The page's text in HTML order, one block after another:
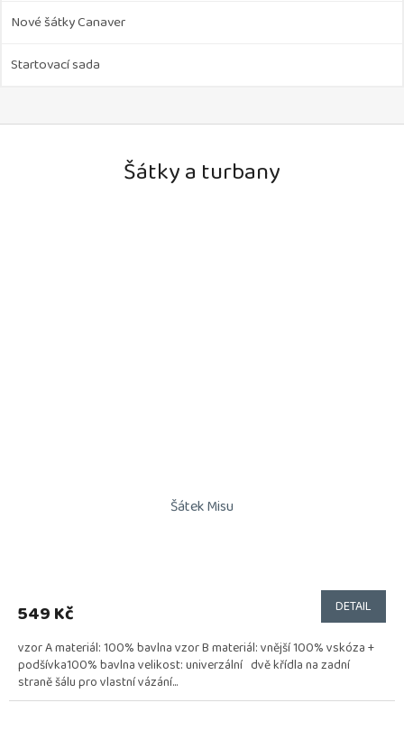
Nové šátky Canaver
Startovací sada
Šátky a turbany
Šátek Misu
549 Kč DETAIL
vzor A materiál: 100% bavlna vzor B materiál: vnější 100% vskóza +
podšívka100% bavlna velikost: univerzální dvě křídla na zadní
straně šálu pro vlastní vázání...